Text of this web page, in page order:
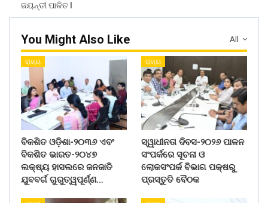
ଜୟନ୍ତୀ ପାଳିତ l
All
You Might Also Like
ରାଜ୍ୟ
ବିକଶିତ ଓଡ଼ିଶା-୨୦୩୬ ଏବଂ
ବିକଶିତ ଭାରତ-୨୦୪୭
ଲକ୍ଷ୍ୟ ହାସଲରେ ଜନଜାତି
ଯୁବବର୍ଗ ଗୁରୁତ୍ୱପୂର୍ଣ୍ଣ…
ରାଜ୍ୟ
ସ୍ୱାଧୀନତା ଦିବସ-୨୦୨୬ ପାଳନ
ସଂପର୍କରେ ସୂଚନା ଓ
ଲୋକସଂପର୍କ ବିଭାଗ ପକ୍ଷରୁ
ପ୍ରସ୍ତୁତି ବୈଠକ